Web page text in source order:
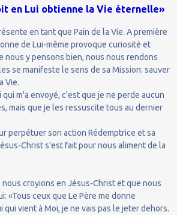
en Lui obtienne la Vie éternelle»
en tant que Pain de la Vie. A première
de Lui-même provoque curiosité et
nous y pensons bien, nous nous rendons
se manifeste le sens de sa Mission: sauver
Vie.
qui m'a envoyé, c'est que je ne perde aucun
mais que je les ressuscite tous au dernier
perpétuer son action Rédemptrice et sa
Christ s'est fait pour nous aliment de la
croyions en Jésus-Christ et que nous
«Tous ceux que Le Père me donne
qui vient à Moi, je ne vais pas le jeter dehors.